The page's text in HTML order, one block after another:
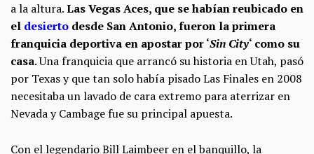
a la altura.Las Vegas Aces, que se habían reubicado en
el desierto desde San Antonio, fueron la primera
franquicia deportiva en apostar por ‘Sin City‘ como su
casa. Una franquicia que arrancó su historia en Utah, pasó
por Texas y que tan solo había pisado Las Finales en 2008
necesitaba un lavado de cara extremo para aterrizar en
Nevada y Cambage fue su principal apuesta.
Con el legendario Bill Laimbeer en el banquillo, la